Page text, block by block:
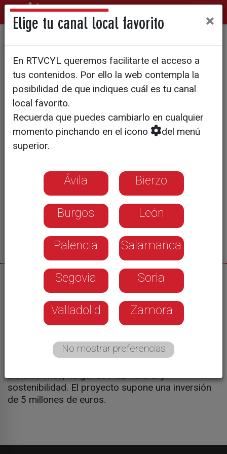
La Diputación presenta un
recinto ferial renovado y
sostenible
30/06/2026
La reforma del recinto ferial de la diputación de
Salamanca llega a su fin. Se ha llevado a cabo a lo
largo de los últimos meses, una remodelación
integral del recinto con mejoras tanto en el
bulevar como en las naves del mercado de
instalaciones, ha ganado luz natural y
sostenibilidad. El proyecto supone una inversión
de 5 millones de euros.
Elige tu canal local favorito ×
En RTVCYL queremos facilitarte el acceso a
tus contenidos. Por ello la web contempla la
posibilidad de que indiques cuál es tu canal
local favorito.
Recuerda que puedes cambiarlo en cualquier
momento pinchando en el icono
del menú
superior.
Ávila Bierzo
Burgos León
Palencia Salamanca
Segovia Soria
Valladolid Zamora
No mostrar preferencias